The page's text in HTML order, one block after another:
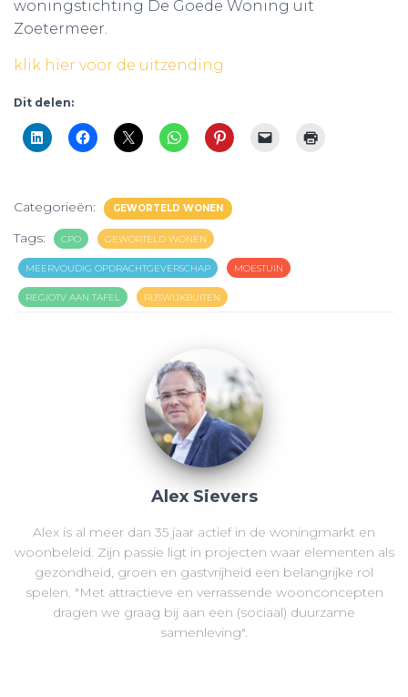
woningstichting De Goede Woning uit
Zoetermeer.
klik hier voor de uitzending
Dit delen:
Categorieën: GEWORTELD WONEN
Tags: CPO GEWORTELD WONEN
MEERVOUDIG OPDRACHTGEVERSCHAP MOESTUIN
REGIOTV AAN TAFEL RIJSWIJKBUITEN
Alex Sievers
Alex is al meer dan 35 jaar actief in de woningmarkt en
woonbeleid. Zijn passie ligt in projecten waar elementen als
gezondheid, groen en gastvrijheid een belangrijke rol
spelen. "Met attractieve en verrassende woonconcepten
dragen we graag bij aan een (sociaal) duurzame
samenleving".